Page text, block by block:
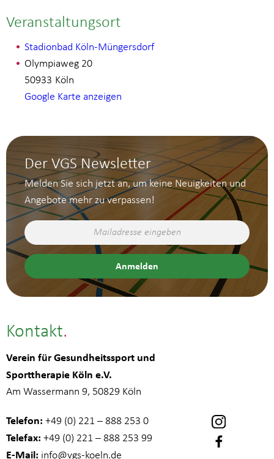
Veranstaltungsort
Stadionbad Köln-Müngersdorf
Olympiaweg 20
Köln
50933
Google Karte anzeigen
Der VGS Newsletter
Melden Sie sich jetzt an, um keine Neuigkeiten und
Angebote mehr zu verpassen!
Kontakt
Verein für Gesundheitssport und
Sporttherapie Köln e.V.
Am Wassermann 9, 50829 Köln
Telefon: +49 (0) 221 – 888 253 0
Telefax: +49 (0) 221 – 888 253 99
E-Mail: info@vgs-koeln.de